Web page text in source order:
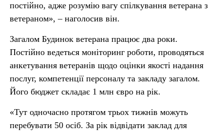
постійно, адже розумію вагу спілкування ветерана з
ветераном», – наголосив він.
Загалом Будинок ветерана працює два роки.
Постійно ведеться моніторинг роботи, проводяться
анкетування ветеранів щодо оцінки якості надання
послуг, компетенції персоналу та закладу загалом.
Його бюджет складає 1 млн євро на рік.
«Тут одночасно протягом трьох тижнів можуть
перебувати 50 осіб. За рік відвідати заклад для